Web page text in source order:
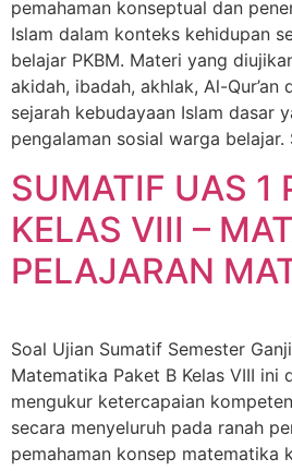
pemahaman konseptual dan
Islam dalam konteks kehidupan
belajar PKBM. Materi yang
akidah, ibadah, akhlak, Al-Qur’an
sejarah kebudayaan Islam dasar
pengalaman sosial warga
SUMATIF UAS 1
KELAS VIII –
PELAJARAN
Soal Ujian Sumatif Semester
Matematika Paket B Kelas VIII ini
mengukur ketercapaian
secara menyeluruh pada ranah
pemahaman konsep matematika